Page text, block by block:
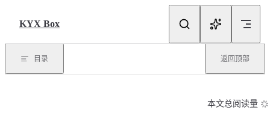
KYX Box
目录 返回顶部
本文总阅读量